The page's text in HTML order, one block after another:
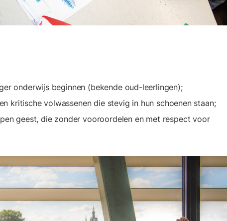
onderwijs beginnen (bekende oud-leerlingen);
kritische volwassenen die stevig in hun schoenen staan;
geest, die zonder vooroordelen en met respect voor